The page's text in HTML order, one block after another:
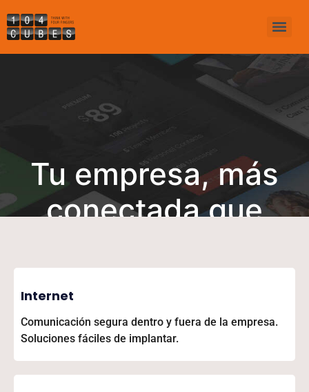
Tu empresa, más
conectada que
Internet
Comunicación segura dentro y fuera de la empresa.
Soluciones fáciles de implantar.